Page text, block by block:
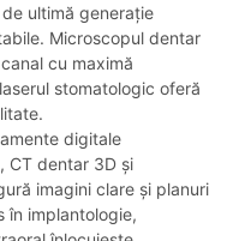
ultimă generație
Microscopul dentar
cu maximă
stomatologic oferă
digitale
CT dentar 3D și
imagini clare și planuri
în implantologie,